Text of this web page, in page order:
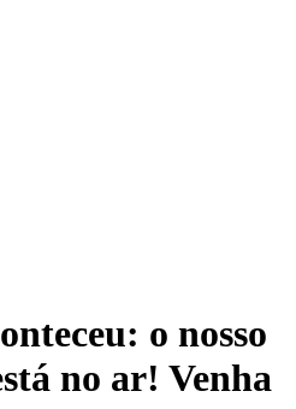
o nosso
no ar! Venha